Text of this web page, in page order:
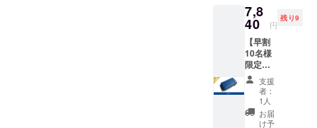
Instagramで
の情報発信
など全てが
初めてのこ
とで目が回
るような忙
しさの中、
皆様の暖か
H6.1×D
2.4cm
革 :ア
ドリア
(イタリ
ア産牛
革) 生
産:日本
7,8
40 円
残り9
【早割
10名様
限定】
Kururi
2.0(ブ
ルー)を
1点 一
般販売
支援
者：
1人
お届
け予